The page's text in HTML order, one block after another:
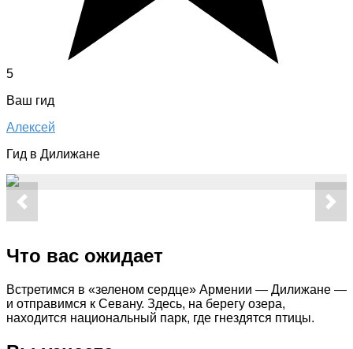
5
Ваш гид
Алексей
Гид в Дилижане
Что вас ожидает
Встретимся в «зеленом сердце» Армении — Дилижане —
и отправимся к Севану. Здесь, на берегу озера,
находится национальный парк, где гнездятся птицы.